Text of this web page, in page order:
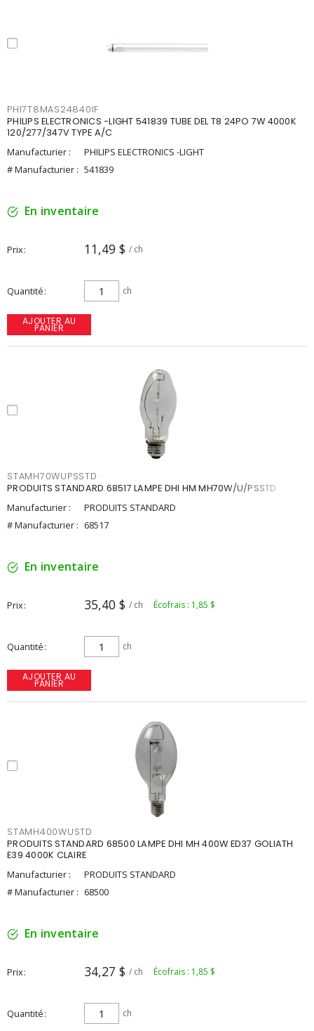
PHI7T8MAS24840IF
PHILIPS ELECTRONICS -LIGHT 541839 TUBE DEL T8 24PO 7W 4000K
120/277/347V TYPE A/C
Manufacturier :
PHILIPS ELECTRONICS -LIGHT
# Manufacturier : 541839
En inventaire
Prix 11,49 $ / ch
Quantité ch
AJOUTER AU
PANIER
STAMH70WUPSSTD
PRODUITS STANDARD 68517 LAMPE DHI HM MH70W/U/PSSTD
Manufacturier :
PRODUITS STANDARD
# Manufacturier : 68517
En inventaire
Prix 35,40 $ / ch Écofrais : 1,85 $
Quantité ch
AJOUTER AU
PANIER
STAMH400WUSTD
PRODUITS STANDARD 68500 LAMPE DHI MH 400W ED37 GOLIATH
E39 4000K CLAIRE
Manufacturier :
PRODUITS STANDARD
# Manufacturier : 68500
En inventaire
Prix 34,27 $ / ch Écofrais : 1,85 $
Quantité ch